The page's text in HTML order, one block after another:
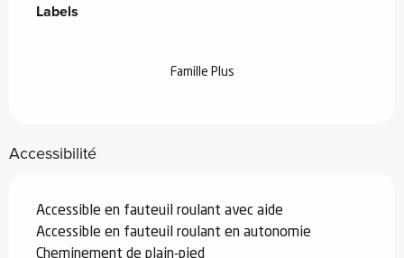
Labels
Labels
Famille Plus
Accessibilité
Accessible en fauteuil roulant avec aide
Accessible en fauteuil roulant en autonomie
Cheminement de plain-pied